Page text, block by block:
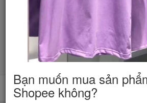
Bạn muốn mua sản
Shopee không?